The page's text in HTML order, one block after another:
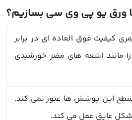
با ورق یو پی وی سی بسازیم؟
کیفیت فوق العاده ای در برابر
مانند اشعه های مضر خورشیدی
این پوشش ها عبور نمی کند.
عایق عمل می کند.